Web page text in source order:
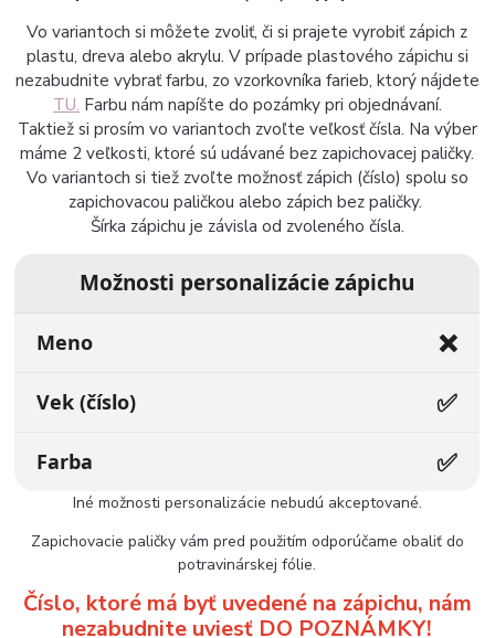
Vo variantoch si môžete zvoliť, či si prajete vyrobiť zápich z
plastu, dreva alebo akrylu. V prípade plastového zápichu si
nezabudnite vybrať farbu, zo vzorkovníka farieb, ktorý nájdete
TU. Farbu nám napíšte do pozámky pri objednávaní.
Taktiež si prosím vo variantoch zvoľte veľkosť čísla. Na výber
máme 2 veľkosti, ktoré sú udávané bez zapichovacej paličky.
Vo variantoch si tiež zvoľte možnosť zápich (číslo) spolu so
zapichovacou paličkou alebo zápich bez paličky.
Šírka zápichu je závisla od zvoleného čísla.
Možnosti personalizácie zápichu
Meno ❌
Vek (číslo) ✅
Farba ✅
Iné možnosti personalizácie nebudú akceptované.
Zapichovacie paličky vám pred použitím odporúčame obaliť do
potravinárskej fólie.
Číslo, ktoré má byť uvedené na zápichu, nám
nezabudnite uviesť DO POZNÁMKY!